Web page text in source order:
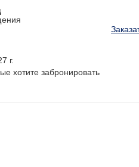
г.
хотите забронировать